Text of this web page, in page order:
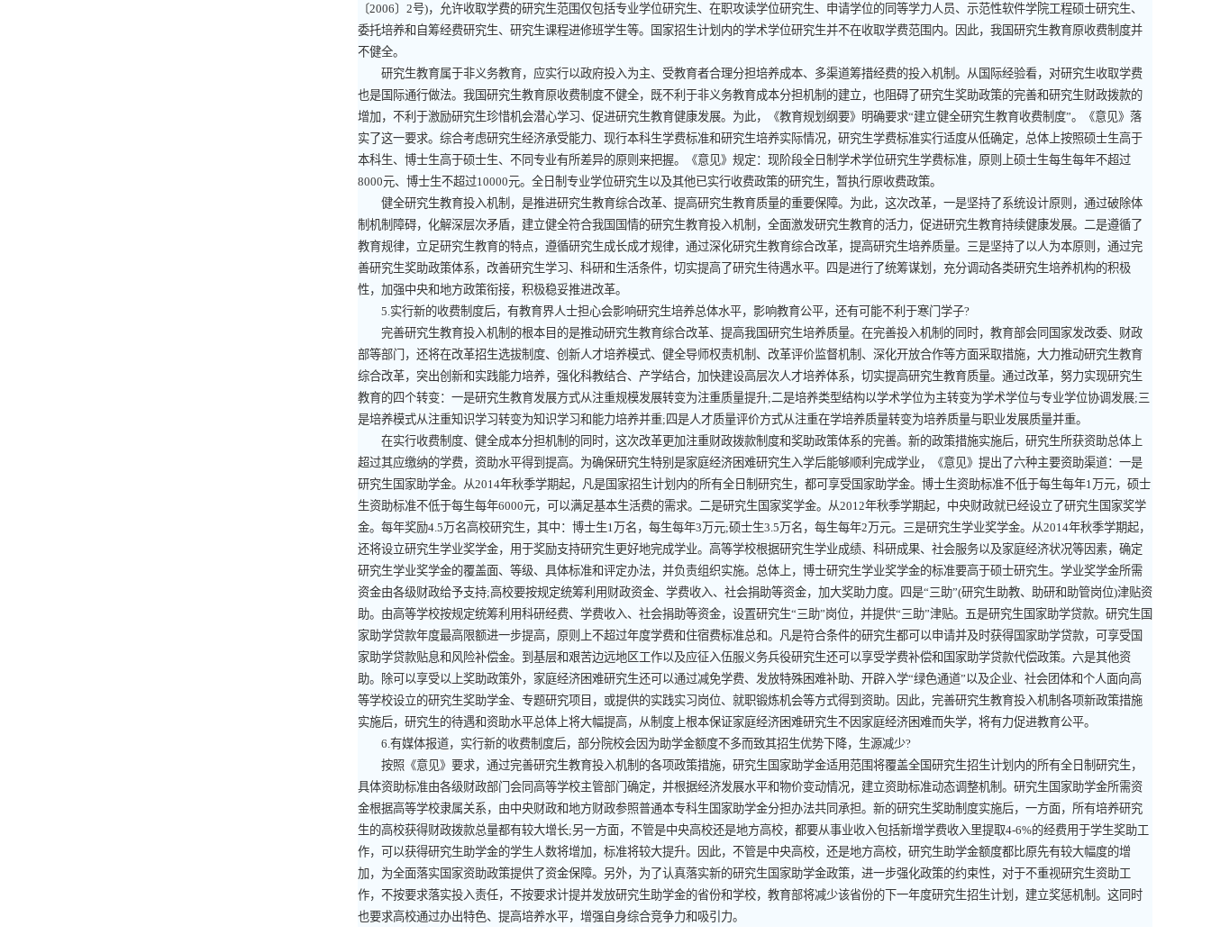
〔2006〕 2号)，允许收取学费的研究生范围仅包括专业学位研究生、在职攻读学位研究生、申请学位的同等学力人员、示范性软件学院工程硕士研究生、
委托培养和自筹经费研究生、研究生课程进修班学生等。国家招生计划内的学术学位研究生并不在收取学费范围内。因此，我国研究生教育原收费制度并
不健全。
研究生教育属于非义务教育，应实行以政府投入为主、受教育者合理分担培养成本、多渠道筹措经费的投入机制。从国际经验看，对研究生收取学费
也是国际通行做法。我国研究生教育原收费制度不健全，既不利于非义务教育成本分担机制的建立，也阻碍了研究生奖助政策的完善和研究生财政拨款的
增加，不利于激励研究生珍惜机会潜心学习、促进研究生教育健康发展。为此，《教育规划纲要》明确要求“建立健全研究生教育收费制度”。《意见》落
实了这一要求。综合考虑研究生经济承受能力、现行本科生学费标准和研究生培养实际情况，研究生学费标准实行适度从低确定，总体上按照硕士生高于
本科生、博士生高于硕士生、不同专业有所差异的原则来把握。《意见》规定：现阶段全日制学术学位研究生学费标准，原则上硕士生每生每年不超过
8000元、博士生不超过10000元。全日制专业学位研究生以及其他已实行收费政策的研究生，暂执行原收费政策。
健全研究生教育投入机制，是推进研究生教育综合改革、提高研究生教育质量的重要保障。为此，这次改革，一是坚持了系统设计原则，通过破除体
制机制障碍，化解深层次矛盾，建立健全符合我国国情的研究生教育投入机制，全面激发研究生教育的活力，促进研究生教育持续健康发展。二是遵循了
教育规律，立足研究生教育的特点，遵循研究生成长成才规律，通过深化研究生教育综合改革，提高研究生培养质量。三是坚持了以人为本原则，通过完
善研究生奖助政策体系，改善研究生学习、科研和生活条件，切实提高了研究生待遇水平。四是进行了统筹谋划，充分调动各类研究生培养机构的积极
性，加强中央和地方政策衔接，积极稳妥推进改革。
5. 实行新的收费制度后，有教育界人士担心会影响研究生培养总体水平，影响教育公平，还有可能不利于寒门学子?
完善研究生教育投入机制的根本目的是推动研究生教育综合改革、提高我国研究生培养质量。在完善投入机制的同时，教育部会同国家发改委、财政
部等部门，还将在改革招生选拔制度、创新人才培养模式、健全导师权责机制、改革评价监督机制、深化开放合作等方面采取措施，大力推动研究生教育
综合改革，突出创新和实践能力培养，强化科教结合、产学结合，加快建设高层次人才培养体系，切实提高研究生教育质量。通过改革，努力实现研究生
教育的四个转变：一是研究生教育发展方式从注重规模发展转变为注重质量提升;二是培养类型结构以学术学位为主转变为学术学位与专业学位协调发展;三
是培养模式从注重知识学习转变为知识学习和能力培养并重; 四是人才质量评价方式从注重在学培养质量转变为培养质量与职业发展质量并重。
在实行收费制度、健全成本分担机制的同时，这次改革更加注重财政拨款制度和奖助政策体系的完善。新的政策措施实施后，研究生所获资助总体上
超过其应缴纳的学费，资助水平得到提高。为确保研究生特别是家庭经济困难研究生入学后能够顺利完成学业，《意见》提出了六种主要资助渠道：一是
研究生国家助学金。从2014年秋季学期起，凡是国家招生计划内的所有全日制研究生，都可享受国家助学金。博士生资助标准不低于每生每年1 万元，硕士
生资助标准不低于每生每年6000元，可以满足基本生活费的需求。二是研究生国家奖学金。从2012年秋季学期起，中央财政就已经设立了研究生国家奖学
金。每年奖励4.5 万名高校研究生，其中：博士生1 万名，每生每年3 万元;硕士生3.5 万名，每生每年2 万元。三是研究生学业奖学金。从2014年秋季学期起，
还将设立研究生学业奖学金，用于奖励支持研究生更好地完成学业。高等学校根据研究生学业成绩、科研成果、社会服务以及家庭经济状况等因素，确定
研究生学业奖学金的覆盖面、等级、具体标准和评定办法，并负责组织实施。总体上，博士研究生学业奖学金的标准要高于硕士研究生。学业奖学金所需
资金由各级财政给予支持;高校要按规定统筹利用财政资金、学费收入、社会捐助等资金，加大奖助力度。四是“三助”(研究生助教、助研和助管岗位)津贴资
助。由高等学校按规定统筹利用科研经费、学费收入、社会捐助等资金，设置研究生“三助”岗位，并提供“三助”津贴。五是研究生国家助学贷款。研究生国
家助学贷款年度最高限额进一步提高，原则上不超过年度学费和住宿费标准总和。凡是符合条件的研究生都可以申请并及时获得国家助学贷款，可享受国
家助学贷款贴息和风险补偿金。到基层和艰苦边远地区工作以及应征入伍服义务兵役研究生还可以享受学费补偿和国家助学贷款代偿政策。六是其他资
助。除可以享受以上奖助政策外，家庭经济困难研究生还可以通过减免学费、发放特殊困难补助、开辟入学“绿色通道”以及企业、社会团体和个人面向高
等学校设立的研究生奖助学金、专题研究项目，或提供的实践实习岗位、就职锻炼机会等方式得到资助。因此，完善研究生教育投入机制各项新政策措施
实施后，研究生的待遇和资助水平总体上将大幅提高，从制度上根本保证家庭经济困难研究生不因家庭经济困难而失学，将有力促进教育公平。
6. 有媒体报道，实行新的收费制度后，部分院校会因为助学金额度不多而致其招生优势下降，生源减少?
按照《意见》要求，通过完善研究生教育投入机制的各项政策措施，研究生国家助学金适用范围将覆盖全国研究生招生计划内的所有全日制研究生，
具体资助标准由各级财政部门会同高等学校主管部门确定，并根据经济发展水平和物价变动情况，建立资助标准动态调整机制。研究生国家助学金所需资
金根据高等学校隶属关系，由中央财政和地方财政参照普通本专科生国家助学金分担办法共同承担。新的研究生奖助制度实施后，一方面，所有培养研究
生的高校获得财政拨款总量都有较大增长;另一方面，不管是中央高校还是地方高校，都要从事业收入包括新增学费收入里提取4-6%的经费用于学生奖助工
作，可以获得研究生助学金的学生人数将增加，标准将较大提升。因此，不管是中央高校，还是地方高校，研究生助学金额度都比原先有较大幅度的增
加，为全面落实国家资助政策提供了资金保障。另外，为了认真落实新的研究生国家助学金政策，进一步强化政策的约束性，对于不重视研究生资助工
作，不按要求落实投入责任，不按要求计提并发放研究生助学金的省份和学校，教育部将减少该省份的下一年度研究生招生计划，建立奖惩机制。这同时
也要求高校通过办出特色、提高培养水平，增强自身综合竞争力和吸引力。